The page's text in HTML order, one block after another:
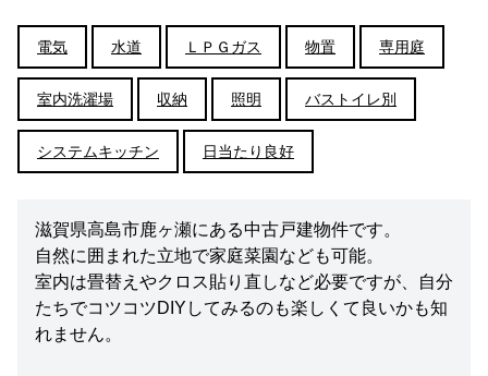
電気 水道 ＬＰＧガス 物置 専用庭
室内洗濯場 収納 照明 バストイレ別
システムキッチン 日当たり良好
滋賀県高島市鹿ヶ瀬にある中古戸建物件です。
自然に囲まれた立地で家庭菜園なども可能。
室内は畳替えやクロス貼り直しなど必要ですが、自分
たちでコツコツDIYしてみるのも楽しくて良いかも知
れません。